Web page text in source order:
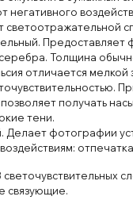
негативного
светоотражательной
Предоставляет
Толщина
отличается мелкой
позволяет получать
тени.
Делает фотографии
светочувствительных
связующие.